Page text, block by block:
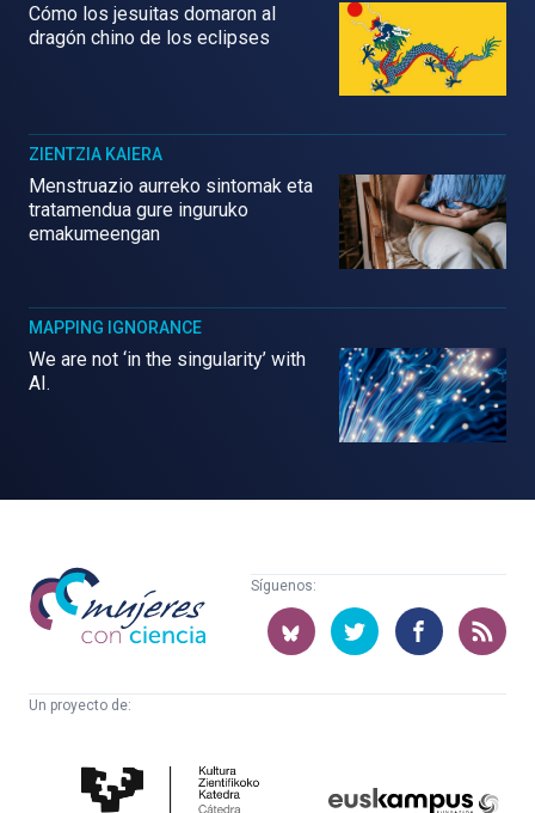
Cómo los jesuitas domaron al
dragón chino de los eclipses
ZIENTZIA KAIERA
Menstruazio aurreko sintomak eta
tratamendua gure inguruko
emakumeengan
MAPPING IGNORANCE
We are not ‘in the singularity’ with
AI.
Mujeres
con
ciencia
Síguenos:
Un proyecto de:
Cultura